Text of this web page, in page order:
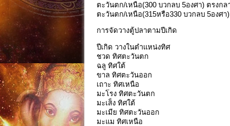
ตะวันตก/เหนือ(300 บวกลบ 5องศา) ตรงก
ตะวันตก/เหนือ(315หรือ330 บวกลบ 5องศ
การจัดวางตู้ปลาตามปีเกิด
ปีเกิด วางในตำแหน่งทิศ
ชวด ทิศตะวันตก
ฉลู ทิศใต้
ขาล ทิศตะวันออก
เถาะ ทิศเหนือ
มะโรง ทิศตะวันตก
มะเส็ง ทิศใต้
มะเมีย ทิศตะวันออก
มะแม ทิศเหนือ